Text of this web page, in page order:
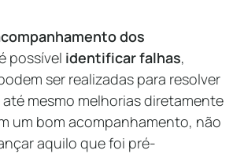
dos
possível identificar falhas,
ser realizadas para resolver
mesmo melhorias diretamente
um bom acompanhamento, não
aquilo que foi pré-